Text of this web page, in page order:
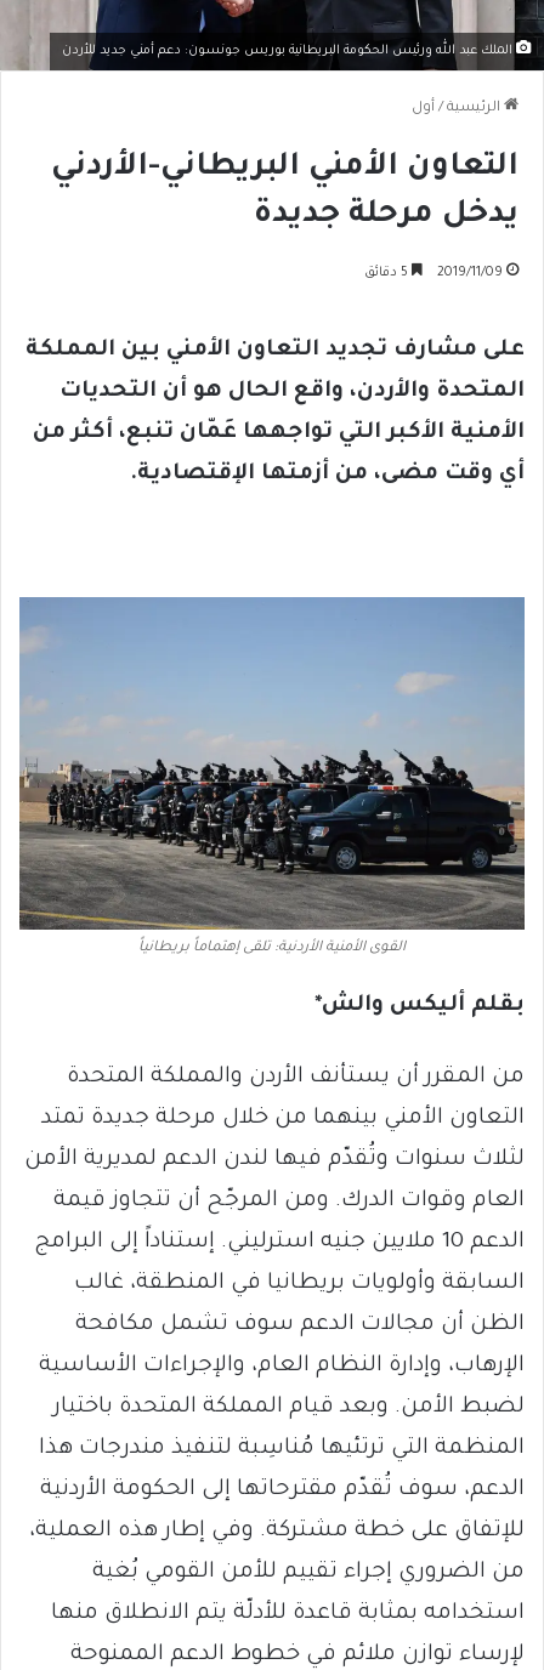
الملك عبد الله ورئيس الحكومة البريطانية بوريس جونسون: دعم أمني جديد للأردن
الرئيسية / أول
التعاون الأمني البريطاني-الأردني
يدخل مرحلة جديدة
2019/11/09
على مشارف تجديد التعاون الأمني بين المملكة
المتحدة والأردن، واقع الحال هو أن التحديات
الأمنية الأكبر التي تواجهها عَمّان تنبع، أكثر من
أي وقت مضى، من أزمتها الإقتصادية.
القوى الأمنية الأردنية: تلقى إهتماماً بريطانياً
بقلم أليكس والش*
من المقرر أن يستأنف الأردن والمملكة المتحدة
التعاون الأمني بينهما من خلال مرحلة جديدة تمتد
لثلاث سنوات وتُقدّم فيها لندن الدعم لمديرية الأمن
العام وقوات الدرك. ومن المرجّح أن تتجاوز قيمة
الدعم 10 ملايين جنيه استرليني. إستناداً إلى البرامج
السابقة وأولويات بريطانيا في المنطقة، غالب
الظن أن مجالات الدعم سوف تشمل مكافحة
الإرهاب، وإدارة النظام العام، والإجراءات الأساسية
لضبط الأمن. وبعد قيام المملكة المتحدة باختيار
المنظمة التي ترتئيها مُناسِبة لتنفيذ مندرجات هذا
الدعم، سوف تُقدّم مقترحاتها إلى الحكومة الأردنية
للإتفاق على خطة مشتركة. وفي إطار هذه العملية،
من الضروري إجراء تقييم للأمن القومي بُغية
استخدامه بمثابة قاعدة للأدلّة يتم الانطلاق منها
لإرساء توازن ملائم في خطوط الدعم الممنوحة